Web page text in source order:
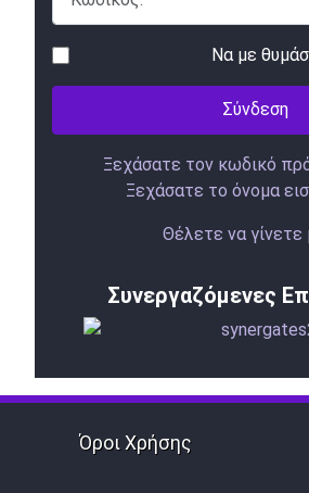
Να με
Σύνδεση
Ξεχάσατε τον κωδικό
Ξεχάσατε το όνομα
Θέλετε να γίνετε
Συνεργαζόμενες
Όροι Χρήσης